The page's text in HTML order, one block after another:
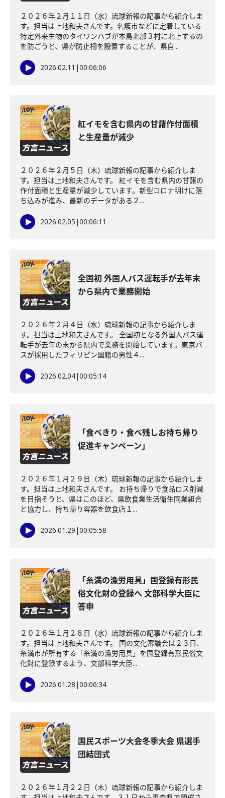
２０２６年２月１１日（水）琉球新報の記事から紹介しま
す。担当は上地和夫さんです。名護市などに定着している
特定外来生物のタイワンハブが本島北部３村に北上するの
を防ごうと、県が防止柵を設置することが、県自...
2026.02.11 |00:06:06
紅イモを含む県内の甘藷作付面積
と生産量が減少
２０２６年２月５日（木）琉球新報の記事から紹介しま
す。担当は上地和夫さんです。 紅イモを含む県内の甘藷の
作付面積と生産量が減少しています。新型コロナ明けに落
ち込みが進み、最新のデータがある２...
2026.02.05 |00:06:11
全国初 外国人バス運転手が去年末
から県内で業務開始
２０２６年２月４日（水）琉球新報の記事から紹介しま
す。担当は上地和夫さんです。 全国初となる外国人バス運
転手が去年の末から県内で業務を開始しています。東京バ
スが採用したフィリピン国籍の男性４...
2026.02.04|00:05:14
「食べきり・食べ残しお持ち帰り
促進キャンペーン」
２０２６年１月２９日（木）琉球新報の記事から紹介しま
す。担当は上地和夫さんです。 お持ち帰りで食品ロス削減
を目指そうと、県はこのほど、県飲食業生活衛生同業組合
と協力し、持ち帰り容器を飲食店１...
2026.01.29 |00:05:58
「糸満の漁労用具」国登録有形民
俗文化財の登録へ 文部科学大臣に
答申
２０２６年１月２８日（水）琉球新報の記事から紹介しま
す。担当は上地和夫さんです。 国の文化審議会は２３日、
糸満市が所有する「糸満の漁労用具」を国登録有形民俗文
化財に登録するよう、文部科学大臣...
2026.01.28 |00:06:34
国民スポーツ大会冬季大会 県選手
団結団式
２０２６年１月２２日（木）琉球新報の記事から紹介しま